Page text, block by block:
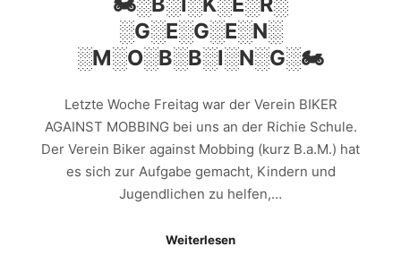
░G░E░G░E░N░
░M░O░B░B░I░N░G░🏍
Letzte Woche Freitag war der Verein BIKER
AGAINST MOBBING bei uns an der Richie Schule.
Der Verein Biker against Mobbing (kurz B.a.M.) hat
es sich zur Aufgabe gemacht, Kindern und
Jugendlichen zu helfen,…
Weiterlesen